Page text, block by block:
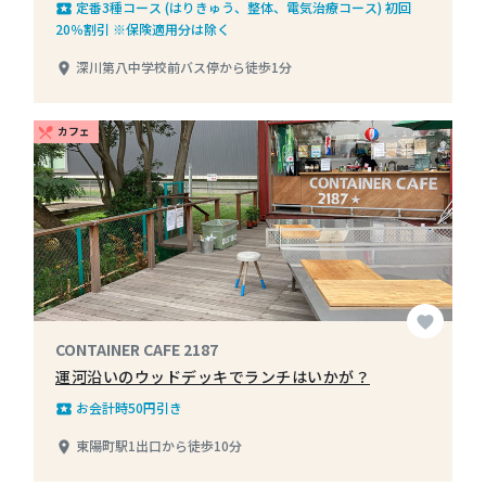
local_play 定番3種コース (はりきゅう、整体、電気治療コース) 初回
20％割引 ※保険適用分は除く
place 深川第八中学校前バス停から徒歩1分
restaurant_menu カフェ
favorite
CONTAINER CAFE 2187
運河沿いのウッドデッキでランチはいかが？
local_play お会計時50円引き
place 東陽町駅1出口から徒歩10分